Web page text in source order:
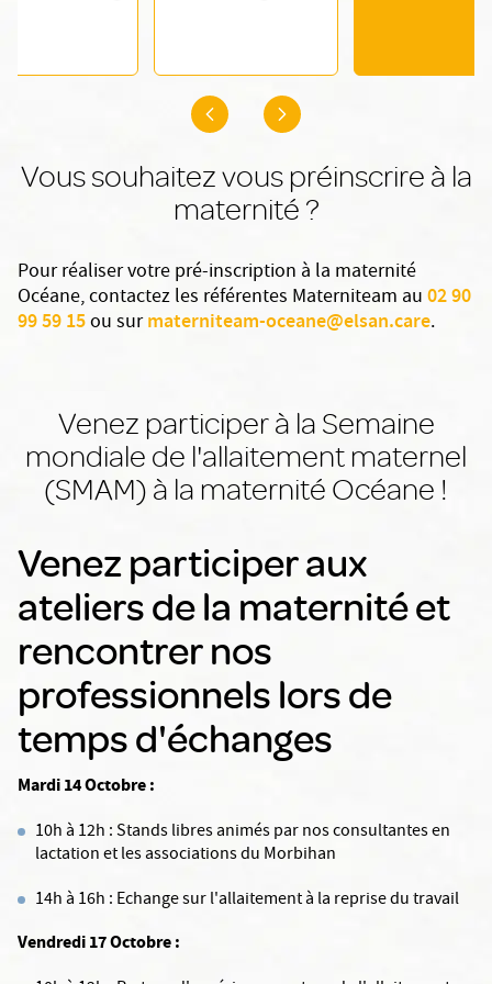
Vous souhaitez vous préinscrire à la
maternité ?
Pour réaliser votre pré-inscription à la maternité
Océane, contactez les référentes Materniteam au02 90
99 59 15ou surmaterniteam-oceane@elsan.care.
Venez participer à la Semaine
mondiale de l'allaitement maternel
(SMAM) à la maternité Océane !
Venez participer aux
ateliers de la maternité et
rencontrer nos
professionnels lors de
temps d'échanges
Mardi 14 Octobre :
10h à 12h : Stands libres animés par nos consultantes en
lactation et les associations du Morbihan
14h à 16h : Echange sur l'allaitement à la reprise du travail
Vendredi 17 Octobre :